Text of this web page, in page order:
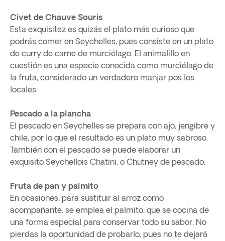
Civet de Chauve Souris
Esta exquisitez es quizás el plato más curioso que
podrás comer en Seychelles, pues consiste en un plato
de curry de carne de murciélago. El animalillo en
cuestión es una especie conocida como murciélago de
la fruta, considerado un verdadero manjar pos los
locales.
Pescado a la plancha
El pescado en Seychelles se prepara con ajo, jengibre y
chile, por lo que el resultado es un plato muy sabroso.
También con el pescado se puede elaborar un
exquisito Seychellois Chatini, o Chutney de pescado.
Fruta de pan y palmito
En ocasiones, para sustituir al arroz como
acompañante, se emplea el palmito, que se cocina de
una forma especial para conservar todo su sabor. No
pierdas la oportunidad de probarlo, pues no te dejará